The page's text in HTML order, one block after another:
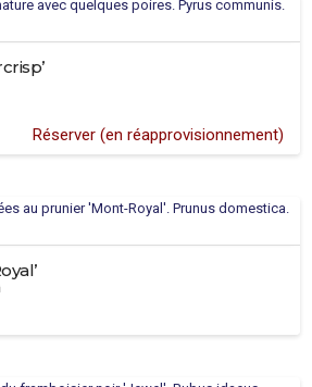
Réserver (en réapprovisionnement)